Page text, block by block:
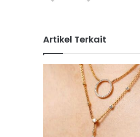
Artikel Terkait